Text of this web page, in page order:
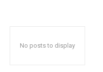
No posts to display